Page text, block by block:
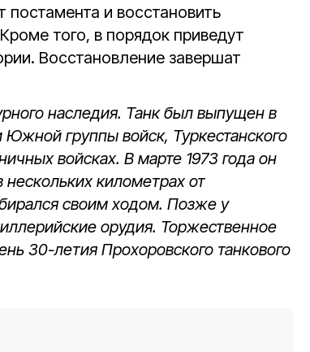
и восстановить
того, в порядок приведут
Восстановление завершат
наследия. Танк был выпущен в
группы войск, Туркестанского
войсках. В марте 1973 года он
километрах от
своим ходом. Позже у
орудия. Торжественное
30-летия Прохоровского танкового